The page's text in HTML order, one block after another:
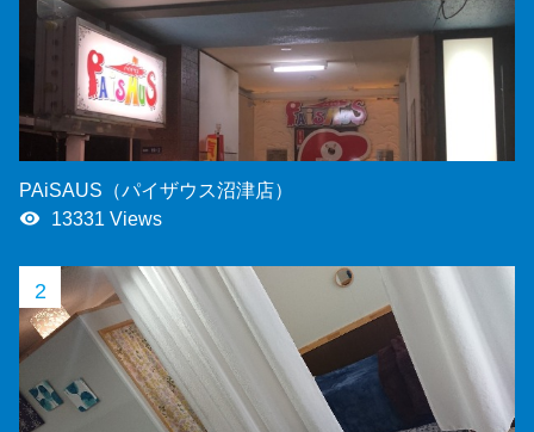
PAiSAUS（パイザウス沼津店）
remove_red_eye 13331 Views
2